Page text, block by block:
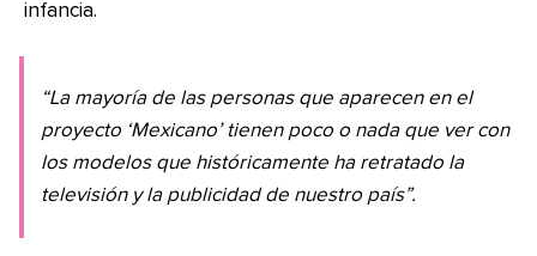
infancia.
“La mayoría de las personas que aparecen en el
proyecto ‘Mexicano’ tienen poco o nada que ver con
los modelos que históricamente ha retratado la
televisión y la publicidad de nuestro país”.